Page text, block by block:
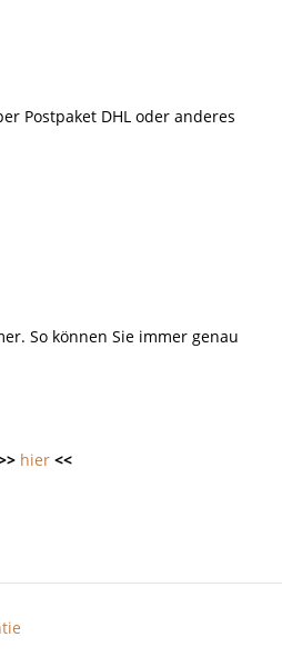
Postpaket DHL oder anderes
So können Sie immer genau
hier <<